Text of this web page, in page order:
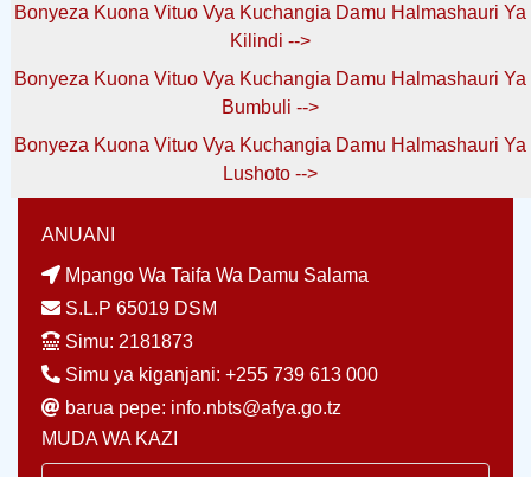
Bonyeza Kuona Vituo Vya Kuchangia Damu Halmashauri Ya
Kilindi -->
Bonyeza Kuona Vituo Vya Kuchangia Damu Halmashauri Ya
Bumbuli -->
Bonyeza Kuona Vituo Vya Kuchangia Damu Halmashauri Ya
Lushoto -->
ANUANI
Mpango Wa Taifa Wa Damu Salama
S.L.P 65019 DSM
Simu: 2181873
Simu ya kiganjani: +255 739 613 000
barua pepe: info.nbts@afya.go.tz
MUDA WA KAZI